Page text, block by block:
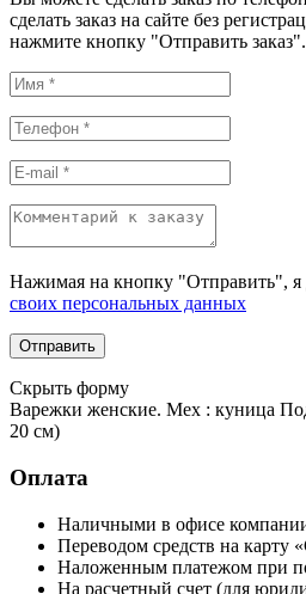
сделать заказ на сайте без
нажмите кнопку "Отправить заказ".
Нажимая на кнопку "Отправить", я
своих персональных данных
Скрыть форму
Варежки женские. Мех : куница
20 см)
Оплата
Наличными в офисе
Переводом средств на карту
Наложенным платежом при
На расчетный счет (для